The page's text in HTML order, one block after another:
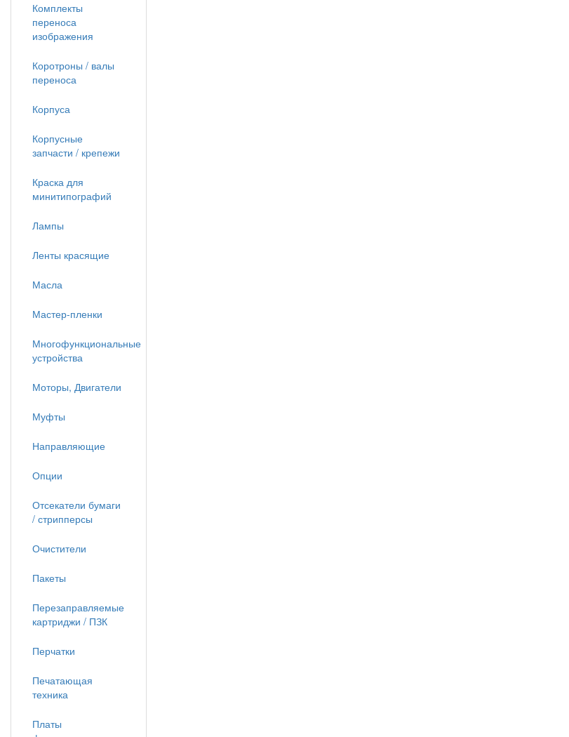
Комплекты
переноса
изображения
Коротроны / валы
переноса
Корпуса
Корпусные
запчасти / крепежи
Краска для
минитипографий
Лампы
Ленты красящие
Масла
Мастер-пленки
Многофункциональные
устройства
Моторы, Двигатели
Муфты
Направляющие
Опции
Отсекатели бумаги
/ стрипперсы
Очистители
Пакеты
Перезаправляемые
картриджи / ПЗК
Перчатки
Печатающая
техника
Платы